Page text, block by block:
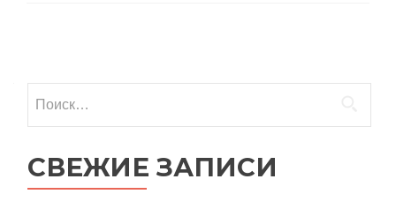
по
записям
СВЕЖИЕ ЗАПИСИ